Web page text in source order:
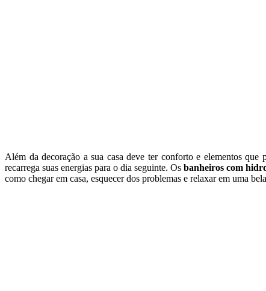
Além da decoração a sua casa deve ter conforto e elementos
recarrega suas energias para o dia seguinte. Os banheiros com
como chegar em casa, esquecer dos problemas e relaxar em uma